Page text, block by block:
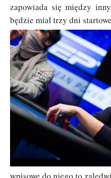
zapowiada się między
będzie miał trzy dni